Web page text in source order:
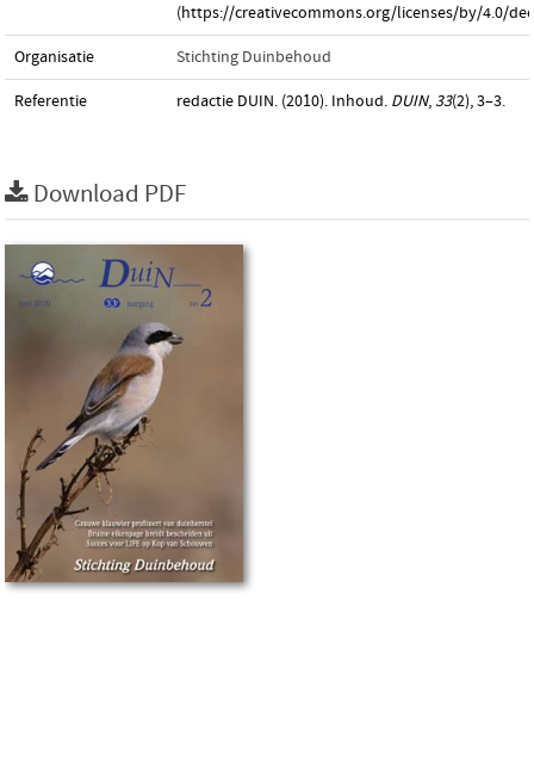
(https://creativecommons.org/licenses/by/4.0/
Organisatie Stichting Duinbehoud
Referentie redactie DUIN. (2010). Inhoud. DUIN, 33(2), 3–3.
Download PDF